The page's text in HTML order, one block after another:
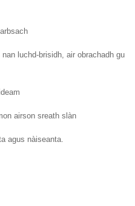
luchd-brisidh, air obrachadh gu
airson sreath slàn
agus nàiseanta.